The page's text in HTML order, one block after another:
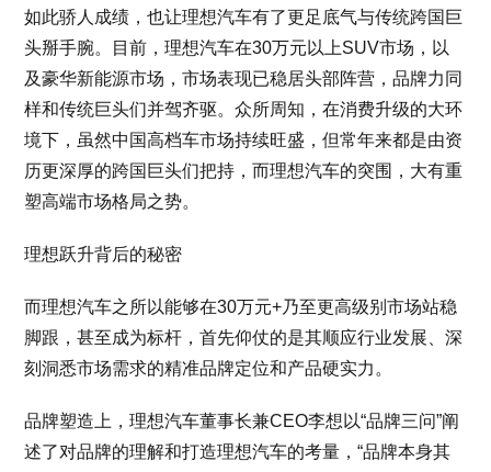
如此骄人成绩，也让理想汽车有了更足底气与传统跨国巨
头掰手腕。目前，理想汽车在30万元以上SUV市场，以
及豪华新能源市场，市场表现已稳居头部阵营，品牌力同
样和传统巨头们并驾齐驱。众所周知，在消费升级的大环
境下，虽然中国高档车市场持续旺盛，但常年来都是由资
历更深厚的跨国巨头们把持，而理想汽车的突围，大有重
塑高端市场格局之势。
理想跃升背后的秘密
而理想汽车之所以能够在30万元+乃至更高级别市场站稳
脚跟，甚至成为标杆，首先仰仗的是其顺应行业发展、深
刻洞悉市场需求的精准品牌定位和产品硬实力。
品牌塑造上，理想汽车董事长兼CEO李想以“品牌三问”阐
述了对品牌的理解和打造理想汽车的考量，“品牌本身其